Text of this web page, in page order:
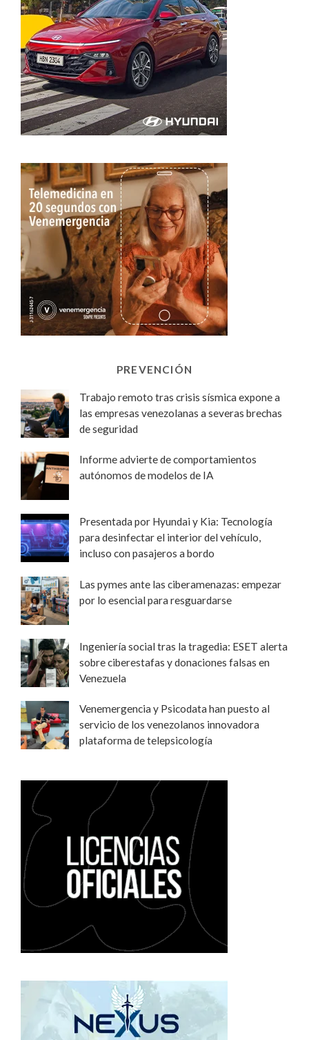
PREVENCIÓN
Trabajo remoto tras crisis sísmica expone a
las empresas venezolanas a severas brechas
de seguridad
Informe advierte de comportamientos
autónomos de modelos de IA
Presentada por Hyundai y Kia: Tecnología
para desinfectar el interior del vehículo,
incluso con pasajeros a bordo
Las pymes ante las ciberamenazas: empezar
por lo esencial para resguardarse
Ingeniería social tras la tragedia: ESET alerta
sobre ciberestafas y donaciones falsas en
Venezuela
Venemergencia y Psicodata han puesto al
servicio de los venezolanos innovadora
plataforma de telepsicología